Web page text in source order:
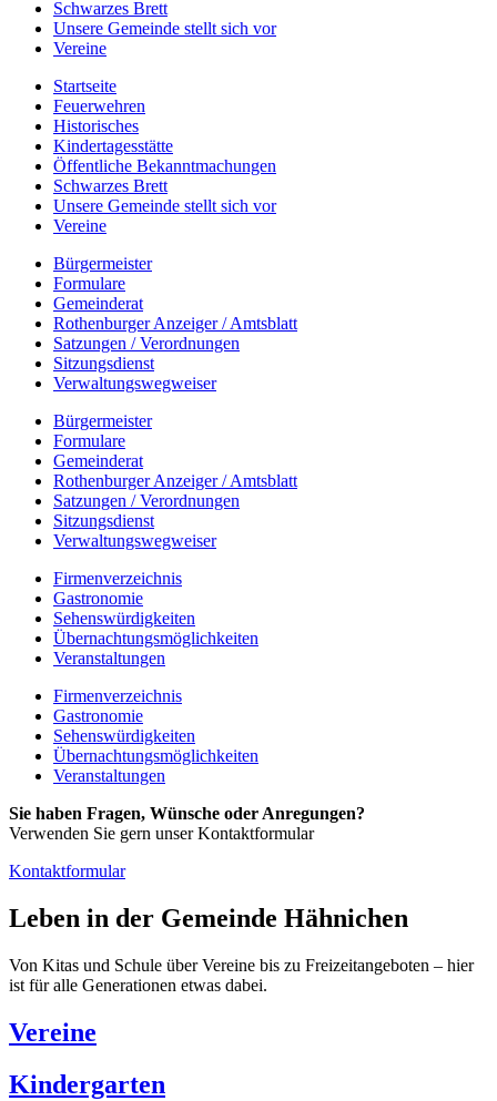
Schwarzes Brett
Unsere Gemeinde stellt sich vor
Vereine
Startseite
Feuerwehren
Historisches
Kindertagesstätte
Öffentliche Bekanntmachungen
Schwarzes Brett
Unsere Gemeinde stellt sich vor
Vereine
Bürgermeister
Formulare
Gemeinderat
Rothenburger Anzeiger / Amtsblatt
Satzungen / Verordnungen
Sitzungsdienst
Verwaltungswegweiser
Bürgermeister
Formulare
Gemeinderat
Rothenburger Anzeiger / Amtsblatt
Satzungen / Verordnungen
Sitzungsdienst
Verwaltungswegweiser
Firmenverzeichnis
Gastronomie
Sehenswürdigkeiten
Übernachtungsmöglichkeiten
Veranstaltungen
Firmenverzeichnis
Gastronomie
Sehenswürdigkeiten
Übernachtungsmöglichkeiten
Veranstaltungen
Sie haben Fragen, Wünsche oder Anregungen?
Verwenden Sie gern unser Kontaktformular
Kontaktformular
Leben in der Gemeinde Hähnichen
Von Kitas und Schule über Vereine bis zu Freizeitangeboten – hier
ist für alle Generationen etwas dabei.
Vereine
Kindergarten